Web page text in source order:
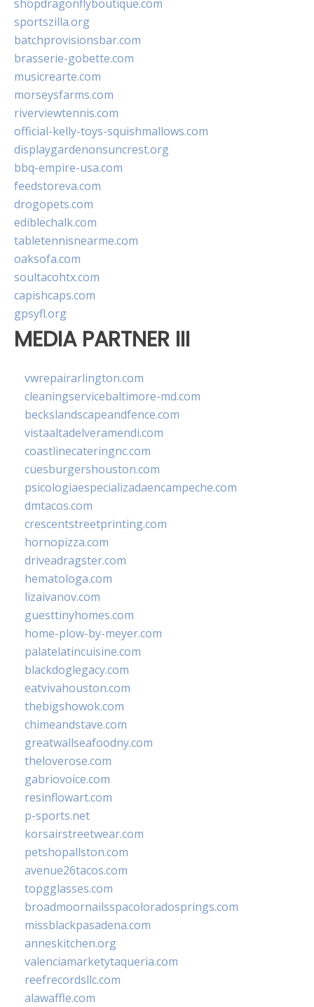
shopdragonflyboutique.com
sportszilla.org
batchprovisionsbar.com
brasserie-gobette.com
musicrearte.com
morseysfarms.com
riverviewtennis.com
official-kelly-toys-squishmallows.com
displaygardenonsuncrest.org
bbq-empire-usa.com
feedstoreva.com
drogopets.com
ediblechalk.com
tabletennisnearme.com
oaksofa.com
soultacohtx.com
capishcaps.com
gpsyfl.org
MEDIA PARTNER III
vwrepairarlington.com
cleaningservicebaltimore-md.com
beckslandscapeandfence.com
vistaaltadelveramendi.com
coastlinecateringnc.com
cuesburgershouston.com
psicologiaespecializadaencampeche.com
dmtacos.com
crescentstreetprinting.com
hornopizza.com
driveadragster.com
hematologa.com
lizaivanov.com
guesttinyhomes.com
home-plow-by-meyer.com
palatelatincuisine.com
blackdoglegacy.com
eatvivahouston.com
thebigshowok.com
chimeandstave.com
greatwallseafoodny.com
theloverose.com
gabriovoice.com
resinflowart.com
p-sports.net
korsairstreetwear.com
petshopallston.com
avenue26tacos.com
topgglasses.com
broadmoornailsspacoloradosprings.com
missblackpasadena.com
anneskitchen.org
valenciamarketytaqueria.com
reefrecordsllc.com
alawaffle.com